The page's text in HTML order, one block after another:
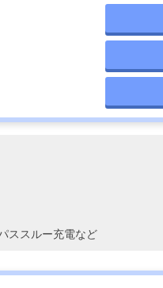
ススルー充電など